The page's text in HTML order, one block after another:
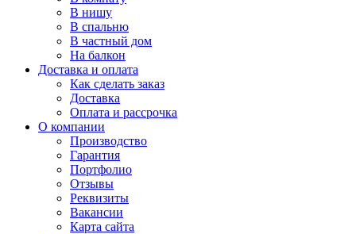
В нишу
В спальню
В частный дом
На балкон
Доставка и оплата
Как сделать заказ
Доставка
Оплата и рассрочка
О компании
Производство
Гарантия
Портфолио
Отзывы
Реквизиты
Вакансии
Карта сайта